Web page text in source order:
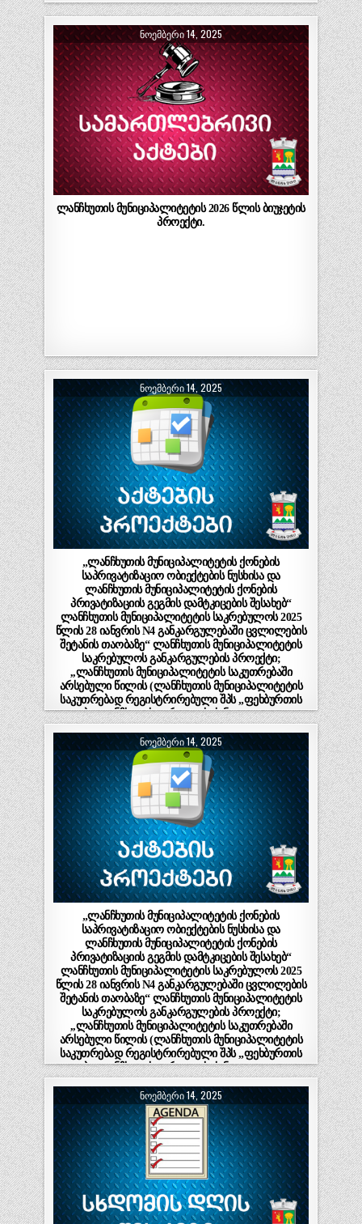
ᲜᲝᲔᲛᲑᲔᲠᲘ 14, 2025
ლანჩხუთის მუნიციპალიტეტის 2026 წლის ბიუჯეტის
პროექტი.
ᲜᲝᲔᲛᲑᲔᲠᲘ 14, 2025
„ლანჩხუთის მუნიციპალიტეტის ქონების
საპრივატიზაციო ობიექტების ნუსხისა და
ლანჩხუთის მუნიციპალიტეტის ქონების
პრივატიზაციის გეგმის დამტკიცების შესახებ“
ლანჩხუთის მუნიციპალიტეტის საკრებულოს 2025
წლის 28 იანვრის N4 განკარგულებაში ცვლილების
შეტანის თაობაზე“ ლანჩხუთის მუნიციპალიტეტის
საკრებულოს განკარგულების პროექტი;
,,ლანჩხუთის მუნიციპალიტეტის საკუთრებაში
არსებული წილის (ლანჩხუთის მუნიციპალიტეტის
საკუთრებად რეგისტრირებული შპს „ფეხბურთის
კლუბი-ლანჩხუთის გურია“ – ს (ს/ნ 433651461) 100
%-იანი წილი) პირობიანი ელექტრონული
აუქციონის ფორმით პრივატიზებაზე მერისათვის
თანხმობის მიცემის შესახებ“ ლანჩხუთის
მუნიციპალიტეტის საკრებულოს განკარგულების
პროექტი.(ნაწილი II)
ᲜᲝᲔᲛᲑᲔᲠᲘ 14, 2025
„ლანჩხუთის მუნიციპალიტეტის ქონების
საპრივატიზაციო ობიექტების ნუსხისა და
ლანჩხუთის მუნიციპალიტეტის ქონების
პრივატიზაციის გეგმის დამტკიცების შესახებ“
ლანჩხუთის მუნიციპალიტეტის საკრებულოს 2025
წლის 28 იანვრის N4 განკარგულებაში ცვლილების
შეტანის თაობაზე“ ლანჩხუთის მუნიციპალიტეტის
საკრებულოს განკარგულების პროექტი;
,,ლანჩხუთის მუნიციპალიტეტის საკუთრებაში
არსებული წილის (ლანჩხუთის მუნიციპალიტეტის
საკუთრებად რეგისტრირებული შპს „ფეხბურთის
კლუბი-ლანჩხუთის გურია“ – ს (ს/ნ 433651461) 100
%-იანი წილი) პირობიანი ელექტრონული
აუქციონის ფორმით პრივატიზებაზე მერისათვის
თანხმობის მიცემის შესახებ“ ლანჩხუთის
მუნიციპალიტეტის საკრებულოს განკარგულების
პროექტი.(ნაწილი I)
ᲜᲝᲔᲛᲑᲔᲠᲘ 14, 2025